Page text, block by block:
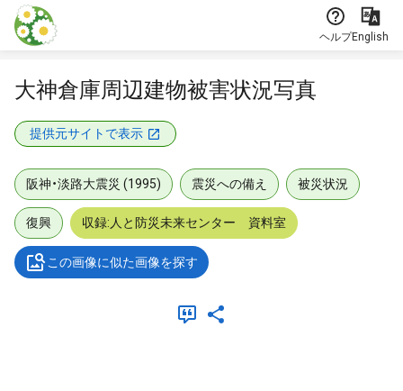
本文に飛ぶ
ヘルプEnglish
大神倉庫周辺建物被害状況写真
提供元サイトで表示
阪神・淡路大震災 (1995) 震災への備え 被災状況
復興 収録:人と防災未来センター 資料室
この画像に似た画像を探す